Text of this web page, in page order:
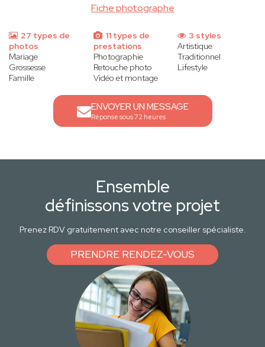
Fiche photographe
27 types de
photos
Mariage
Grossesse
Famille
11 types de
prestations
Photographie
Retouche photo
Vidéo et montage
3 styles
Artistique
Traditionnel
Lifestyle
ENVOYER UN MESSAGE
Réponse sous 72 heures
Ensemble
définissons votre projet
Prenez RDV gratuitement avec notre conseiller spécialiste.
PRENDRE RENDEZ-VOUS